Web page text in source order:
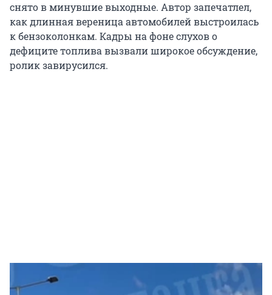
снято в минувшие выходные. Автор запечатлел,
как длинная вереница автомобилей выстроилась
к бензоколонкам. Кадры на фоне слухов о
дефиците топлива вызвали широкое обсуждение,
ролик завирусился.